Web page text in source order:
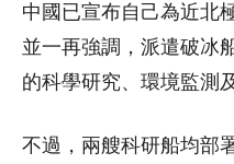
中國已宣布自己為近北
並一再強調，派遣破冰
的科學研究、環境監測
不過，兩艘科研船均部